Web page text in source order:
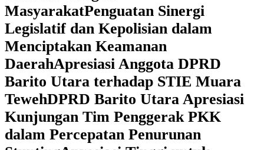
MasyarakatPenguatan Sinergi
Legislatif dan Kepolisian dalam
Menciptakan Keamanan
DaerahApresiasi Anggota DPRD
Barito Utara terhadap STIE Muara
TewehDPRD Barito Utara Apresiasi
Kunjungan Tim Penggerak PKK
dalam Percepatan Penurunan